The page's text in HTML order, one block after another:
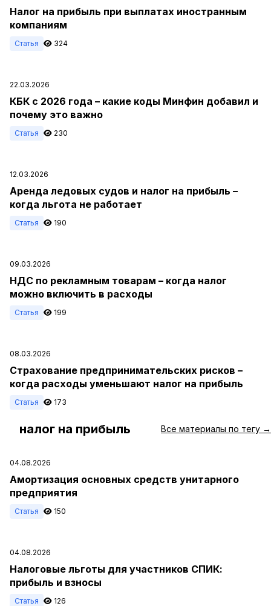
Налог на прибыль при выплатах иностранным
компаниям
Статья 324
22.03.2026
КБК с 2026 года – какие коды Минфин добавил и
почему это важно
Статья 230
12.03.2026
Аренда ледовых судов и налог на прибыль –
когда льгота не работает
Статья 190
09.03.2026
НДС по рекламным товарам – когда налог
можно включить в расходы
Статья 199
08.03.2026
Страхование предпринимательских рисков –
когда расходы уменьшают налог на прибыль
Статья 173
налог на прибыль Все материалы по тегу →
04.08.2026
Амортизация основных средств унитарного
предприятия
Статья 150
04.08.2026
Налоговые льготы для участников СПИК:
прибыль и взносы
Статья 126